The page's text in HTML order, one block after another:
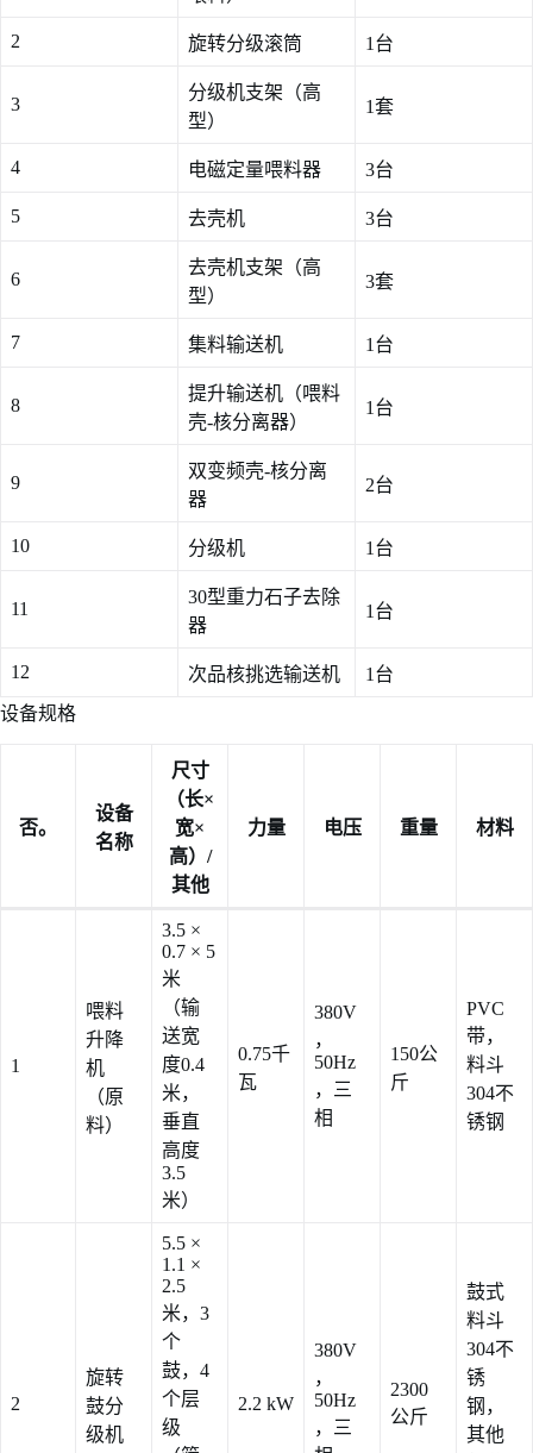
2 旋转分级滚筒 1台
3
分级机支架（高
型）
1套
4 电磁定量喂料器 3台
5 去壳机 3台
6
去壳机支架（高
型）
3套
7 集料输送机 1台
8
提升输送机（喂料
壳-核分离器）
1台
9
双变频壳-核分离
器
2台
10 分级机 1台
11
30型重力石子去除
器
1台
12 次品核挑选输送机
1台
设备规格
否。
设备
名称
尺寸
（长×
宽×
高）/
其他
力量 电压 重量 材料
1
喂料
升降
机
（原
料）
3.5 ×
0.7 × 5
米
（输
送宽
度0.4
米，
垂直
高度
3.5
米）
0.75千
瓦
380V
，
50Hz
，三
相
150公
斤
PVC
带，
料斗
304不
锈钢
2
旋转
鼓分
级机
5.5 ×
1.1 ×
2.5
米，3
个
鼓，4
个层
级
2.2 kW
380V
，
50Hz
，三
2300
公斤
鼓式
料斗
304不
锈
钢，
其他